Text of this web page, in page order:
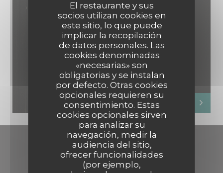
El restaurante y sus
socios utilizan cookies en
este sitio, lo que puede
implicar la recopilación
de datos personales. Las
cookies denominadas
«necesarias» son
obligatorias y se instalan
por defecto. Otras cookies
opcionales requieren su
consentimiento. Estas
cookies opcionales sirven
para analizar su
navegación, medir la
audiencia del sitio,
ofrecer funcionalidades
(por ejemplo,
Contacto